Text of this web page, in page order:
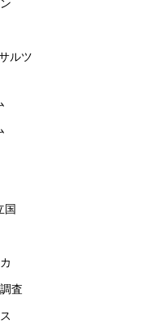
ルツ
国
査